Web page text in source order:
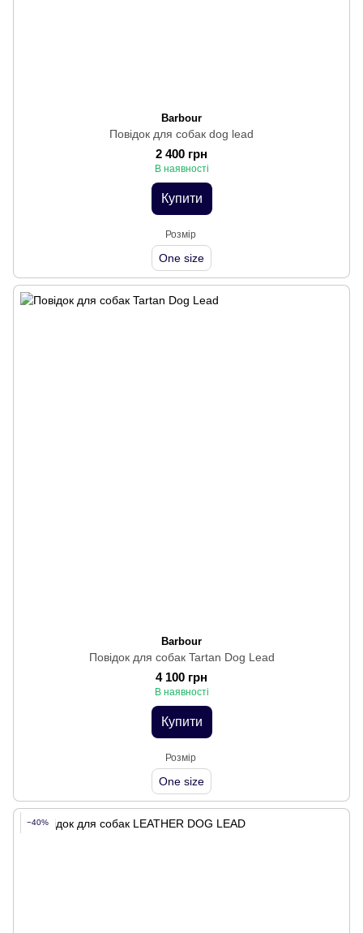
Barbour
Повідок для собак dog lead
2 400 грн
В наявності
Купити
Розмір
One size
Barbour
Повідок для собак Tartan Dog Lead
4 100 грн
В наявності
Купити
Розмір
One size
−40%